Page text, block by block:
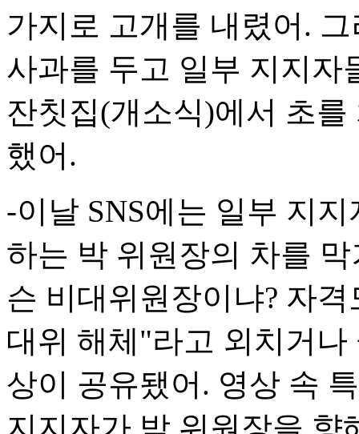
가지로 고개를 내렸어.
사과를 두고 일부 지지자
잔칫집(개소식)에서 초
했어.
-이날 SNS에는 일부 지
하는 박 위원장의 차를
슨 비대위원장이냐? 자
대위 해체"라고 외치거
상이 공유됐어. 영상 속